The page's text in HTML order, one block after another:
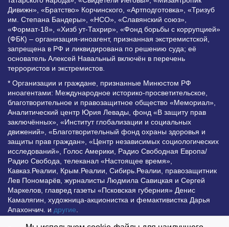
Дивижн», «Братство» Корчинского, «Артподготовка», «Тризуб
им. Степана Бандеры», «НСО», «Славянский союз»,
«Формат-18», «Хизб ут-Тахрир», «Фонд борьбы с коррупцией»
(ФБК) – организация-иноагент, признанная экстремистской,
запрещена в РФ и ликвидирована по решению суда; её
основатель Алексей Навальный включён в перечень
террористов и экстремистов.
* Организации и граждане, признанные Минюстом РФ
иноагентами: Международное историко-просветительское,
благотворительное и правозащитное общество «Мемориал»,
Аналитический центр Юрия Левады, фонд «В защиту прав
заключённых», «Институт глобализации и социальных
движений», «Благотворительный фонд охраны здоровья и
защиты прав граждан», «Центр независимых социологических
исследований», Голос Америки, Радио Свободная Европа/
Радио Свобода, телеканал «Настоящее время»,
Кавказ.Реалии, Крым.Реалии, Сибирь.Реалии, правозащитник
Лев Пономарёв, журналисты Людмила Савицкая и Сергей
Маркелов, главред газеты «Псковская губерния» Денис
Камалягин, художница-акционистка и фемактивистка Дарья
Апахончич. и другие